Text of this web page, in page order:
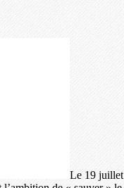
Le 19 juillet